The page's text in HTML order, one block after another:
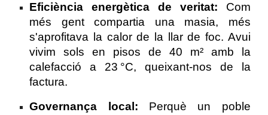
Eficiència energètica de veritat: Com
més gent compartia una masia, més
s'aprofitava la calor de la llar de foc. Avui
vivim sols en pisos de 40 m² amb la
calefacció a 23 °C, queixant-nos de la
factura.
Governança local: Perquè un poble